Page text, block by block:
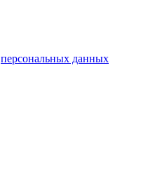
персональных данных